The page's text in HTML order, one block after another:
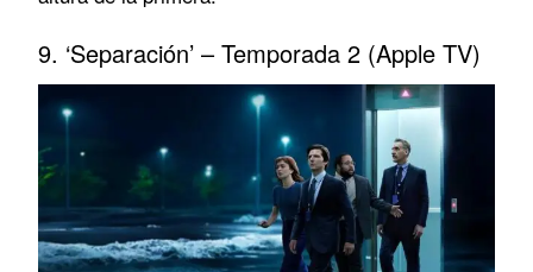
9. ‘Separación’ – Temporada 2 (Apple TV)